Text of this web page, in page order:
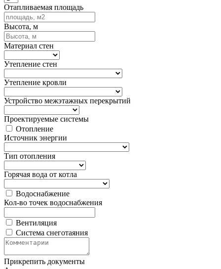
Отапливаемая площадь
Высота, м
Материал стен
Утепление стен
Утепление кровли
Устройство межэтажных перекрытий
Проектируемые системы
Отопление
Источник энергии
Тип отопления
Горячая вода от котла
Водоснабжение
Кол-во точек водоснабжения
Вентиляция
Система снеготаяния
Прикрепить документы